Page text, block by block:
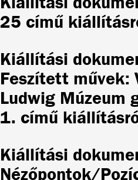
25 című
Kiállítási
Feszített művek:
Ludwig Múzeum
1. című
Kiállítási
Nézőpontok/